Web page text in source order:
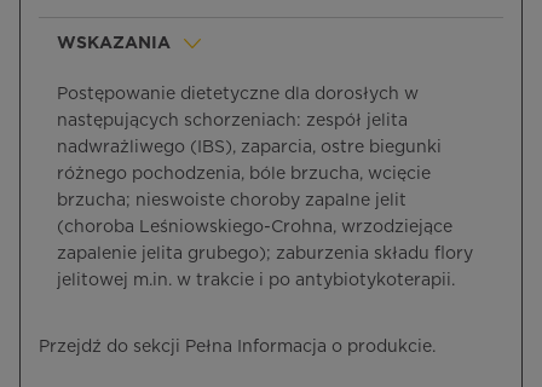
WSKAZANIA
Postępowanie dietetyczne dla dorosłych w
następujących schorzeniach: zespół jelita
nadwrażliwego (IBS), zaparcia, ostre biegunki
różnego pochodzenia, bóle brzucha, wcięcie
brzucha; nieswoiste choroby zapalne jelit
(choroba Leśniowskiego-Crohna, wrzodziejące
zapalenie jelita grubego); zaburzenia składu flory
jelitowej m.in. w trakcie i po antybiotykoterapii.
Przejdź do sekcji Pełna Informacja o produkcie.